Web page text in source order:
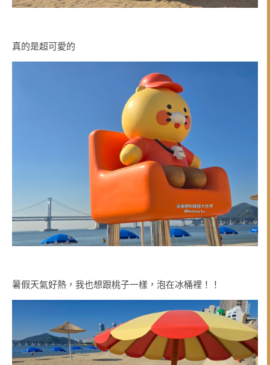
真的是超可愛的
暑假天氣好熱，我也想跟桃子一樣，泡在冰桶裡！！